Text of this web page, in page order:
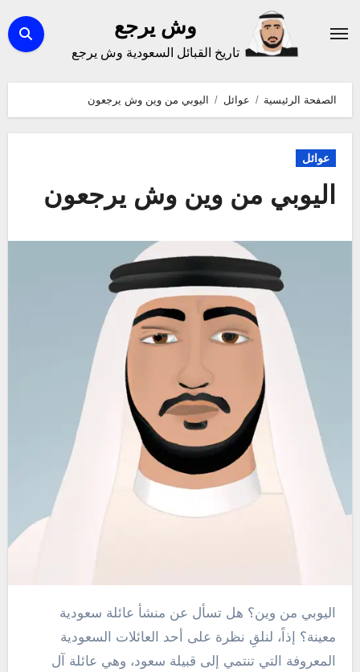
إلى
وش يرجع
تاريخ القبائل السعودية وش يرجع
الصفحة الرئيسية عوائل اليوبي من وين وش يرجعون
عوائل
اليوبي من وين وش يرجعون
معينة؟ إذاً، لنلقِ نظرة على أحد العائلات السعودية
المعروفة التي تنتمي إلى قبيلة سعود، وهي عائلة آل